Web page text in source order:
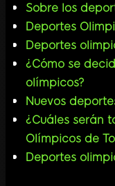
Sobre los
Deportes
Deportes
¿Cómo se
olímpicos?
Nuevos
¿Cuáles serán
Olímpicos de
Deportes